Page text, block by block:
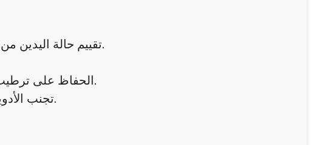
تقييم حالة اليدين من حيث الجلد والعضلات والعظام لتحديد التقنية المناسبة.
الحفاظ على ترطيب اليدين وتجنب التعرض المفرط للشمس قبل العملية.
تجنب الأدوية أو المكملات التي قد تزيد من خطر النزيف أو التورم.